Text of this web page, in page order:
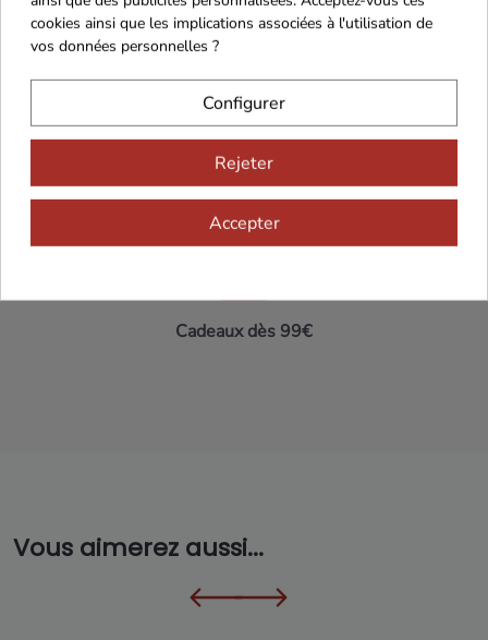
Maison Familiale Paiement Sécurisé
Cadeaux dès 99€
Vous aimerez aussi...
cookies ainsi que les implications associées à l'utilisation de
vos données personnelles ?
Configurer
Rejeter
Accepter